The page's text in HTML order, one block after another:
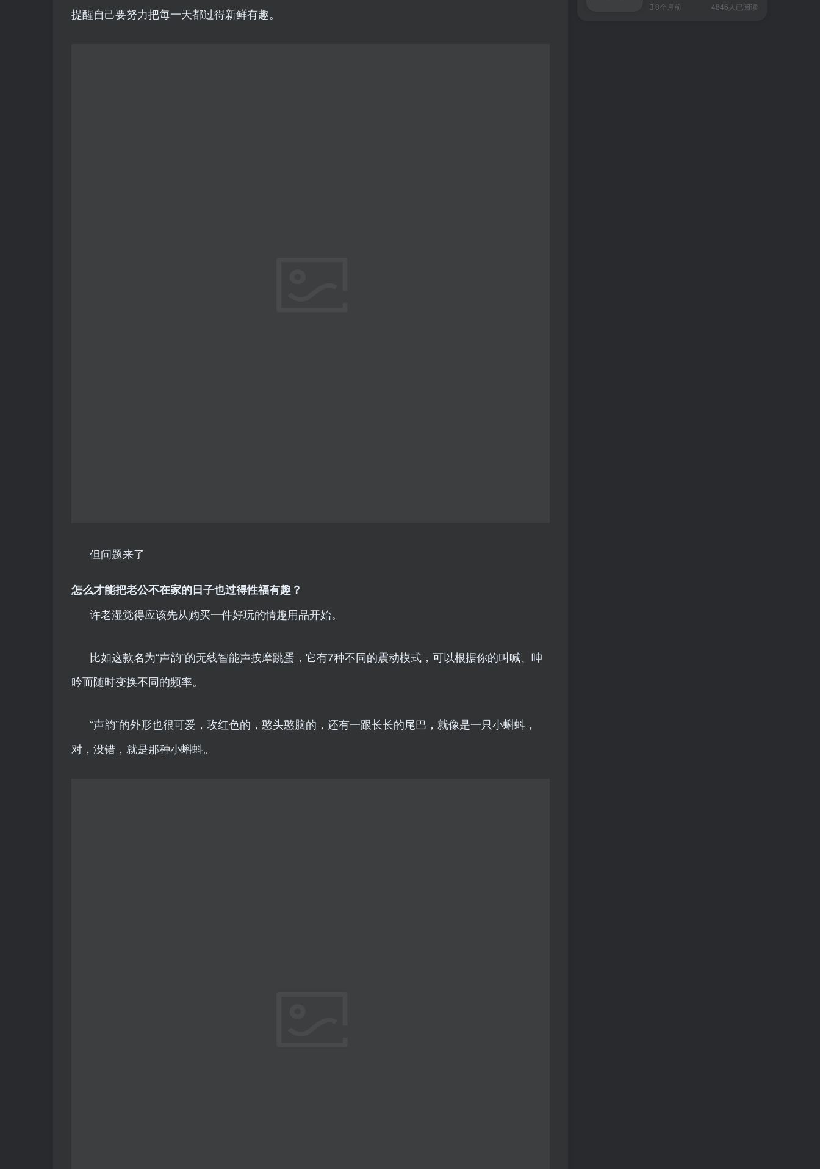
提醒自己要努力把每一天都过得新鲜有趣。
​但问题来了
怎么才能把老公不在家的日子也过得性福有趣？
许老湿觉得应该先从购买一件好玩的情趣用品开始。
比如这款名为“声韵”的无线智能声按摩跳蛋，它有7种不同的震动模式，可以根据你的叫喊、呻
吟而随时变换不同的频率。
“声韵”的外形也很可爱，玫红色的，憨头憨脑的，还有一跟长长的尾巴，就像是一只小蝌蚪，
对，没错，就是那种小蝌蚪。
8个月前 4846人已阅读